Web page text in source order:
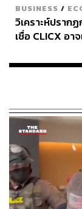
BUSINESS /
วิเคราะห์ปรา
เชื่อ CLICX อา
เรือนไทยที่ถูกซุ